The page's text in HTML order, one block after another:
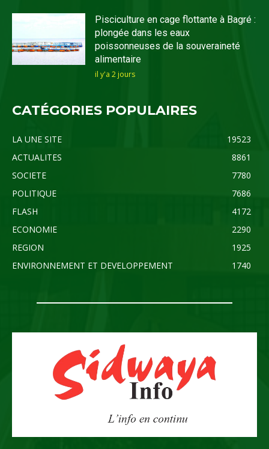
Pisciculture en cage flottante à Bagré :
plongée dans les eaux
poissonneuses de la souveraineté
alimentaire
il y'a 2 jours
CATÉGORIES POPULAIRES
LA UNE SITE
19523
ACTUALITES
8861
SOCIETE
7780
POLITIQUE
7686
FLASH
4172
ECONOMIE
2290
REGION
1925
ENVIRONNEMENT ET DEVELOPPEMENT
1740